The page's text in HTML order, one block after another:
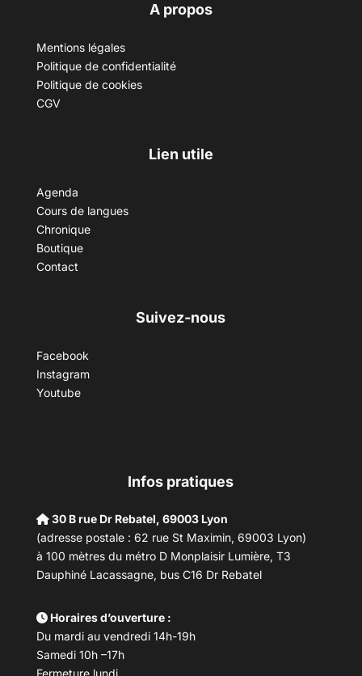
A propos
Mentions légales
Politique de confidentialité
Politique de cookies
CGV
Lien utile
Agenda
Cours de langues
Chronique
Boutique
Contact
Suivez-nous
Facebook
Instagram
Youtube
Infos pratiques
30 B rue Dr Rebatel, 69003 Lyon
(adresse postale : 62 rue St Maximin, 69003 Lyon)
à 100 mètres du métro D Monplaisir Lumière, T3
Dauphiné Lacassagne, bus C16 Dr Rebatel
Horaires d’ouverture :
Du mardi au vendredi 14h-19h
Samedi 10h –17h